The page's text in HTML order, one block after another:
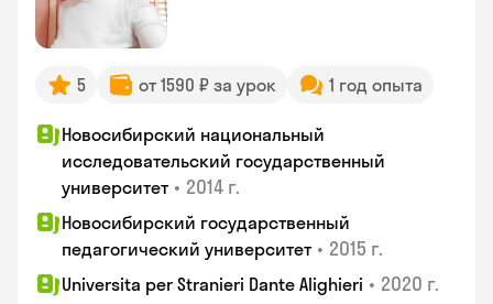
5 от 1590 ₽ за урок 1 год опыта
Новосибирский национальный
исследовательский государственный
университет • 2014 г.
Новосибирский государственный
педагогический университет • 2015 г.
Universita per Stranieri Dante Alighieri • 2020 г.